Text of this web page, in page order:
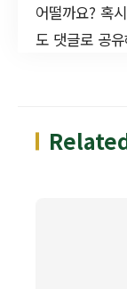
어떨까요? 혹
도 댓글로 공